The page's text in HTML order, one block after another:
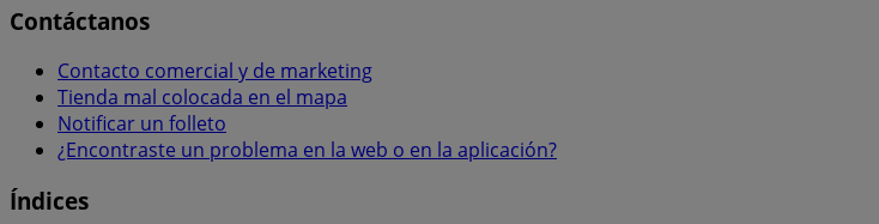
Contáctanos
Contacto comercial y de marketing
Tienda mal colocada en el mapa
Notificar un folleto
¿Encontraste un problema en la web o en la aplicación?
Índices